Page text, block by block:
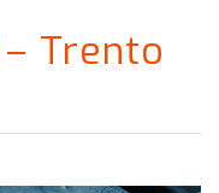
Trento